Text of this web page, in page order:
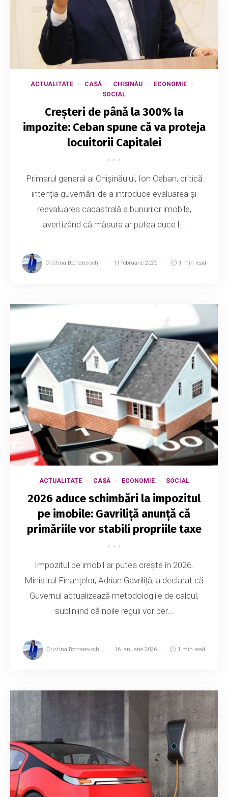
ACTUALITATE CASĂ CHIȘINĂU
ECONOMIE
SOCIAL
Creșteri de până la 300% la
impozite: Ceban spune că va proteja
locuitorii Capitalei
Primarul general al Chișinăului, Ion Ceban, critică
intenția guvernării de a introduce evaluarea și
reevaluarea cadastrală a bunurilor imobile,
avertizând că măsura ar putea duce l...
Cristina Botnarevschi 11 februarie 2026 1 min read
ACTUALITATE CASĂ ECONOMIE SOCIAL
2026 aduce schimbări la impozitul
pe imobile: Gavriliță anunță că
primăriile vor stabili propriile taxe
Impozitul pe imobil ar putea crește în 2026.
Ministrul Finanțelor, Adrian Gavriliță, a declarat că
Guvernul actualizează metodologiile de calcul,
subliniind că noile reguli vor per...
Cristina Botnarevschi 16 ianuarie 2026 1 min read